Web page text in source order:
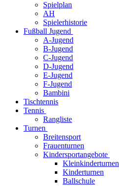
Spielplan
AH
Spielerhistorie
Fußball Jugend
A-Jugend
B-Jugend
C-Jugend
D-Jugend
E-Jugend
F-Jugend
Bambini
Tischtennis
Tennis
Rangliste
Turnen
Breitensport
Frauenturnen
Kindersportangebote
Kleinkinderturnen
Kinderturnen
Ballschule